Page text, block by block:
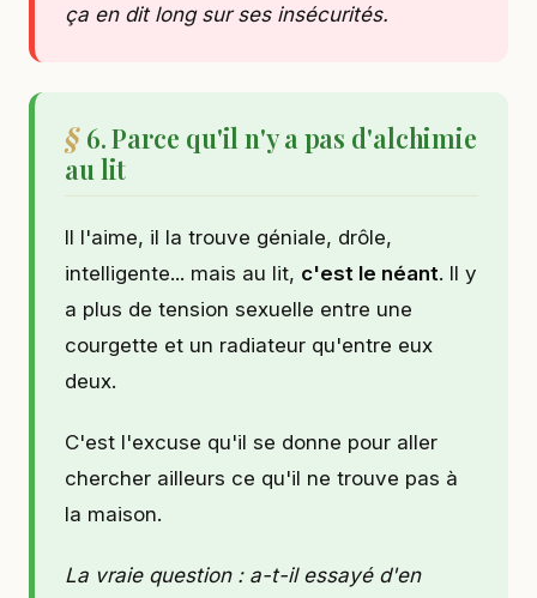
ça en dit long sur ses insécurités.
6. Parce qu'il n'y a pas d'alchimie
au lit
Il l'aime, il la trouve géniale, drôle,
intelligente... mais au lit, c'est le néant. Il y
a plus de tension sexuelle entre une
courgette et un radiateur qu'entre eux
deux.
C'est l'excuse qu'il se donne pour aller
chercher ailleurs ce qu'il ne trouve pas à
la maison.
La vraie question : a-t-il essayé d'en